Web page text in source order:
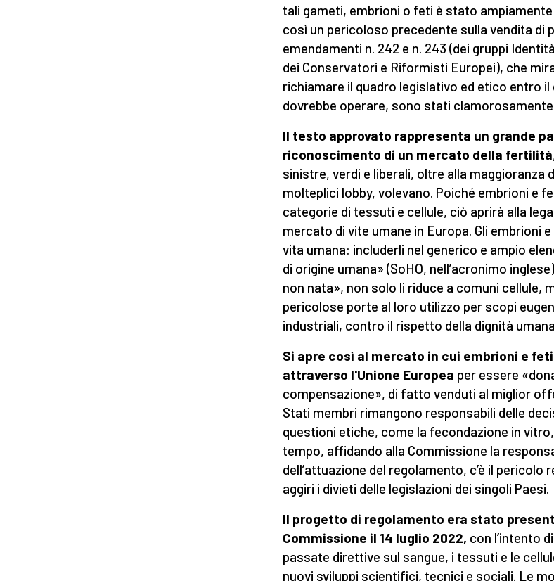
tali gameti, embrioni o feti è stato
così un pericoloso precedente sulla vendita di
emendamenti n. 242 e n. 243 (dei gruppi
dei Conservatori e Riformisti Europei), che
richiamare il quadro legislativo ed etico entro il
dovrebbe operare, sono stati clamorosamente
Il testo approvato rappresenta un grande
riconoscimento di un mercato della fertilità
sinistre, verdi e liberali, oltre alla maggioranza
molteplici lobby, volevano. Poiché embrioni e
categorie di tessuti e cellule, ciò aprirà alla
mercato di vite umane in Europa. Gli embrioni
vita umana: includerli nel generico e ampio
di origine umana» (SoHO, nell’acronimo
non nata», non solo li riduce a comuni cellule,
pericolose porte al loro utilizzo per scopi
industriali, contro il rispetto della dignità
Si apre così al mercato in cui embrioni e
attraverso l'Unione Europea per essere
compensazione», di fatto venduti al miglior
Stati membri rimangono responsabili delle
questioni etiche, come la fecondazione in
tempo, affidando alla Commissione la
dell’attuazione del regolamento, c’è il pericolo
aggiri i divieti delle legislazioni dei singoli Paesi.
Il progetto di regolamento era stato
Commissione il 14 luglio 2022, con l’intento
passate direttive sul sangue, i tessuti e le
nuovi sviluppi scientifici, tecnici e sociali. Le